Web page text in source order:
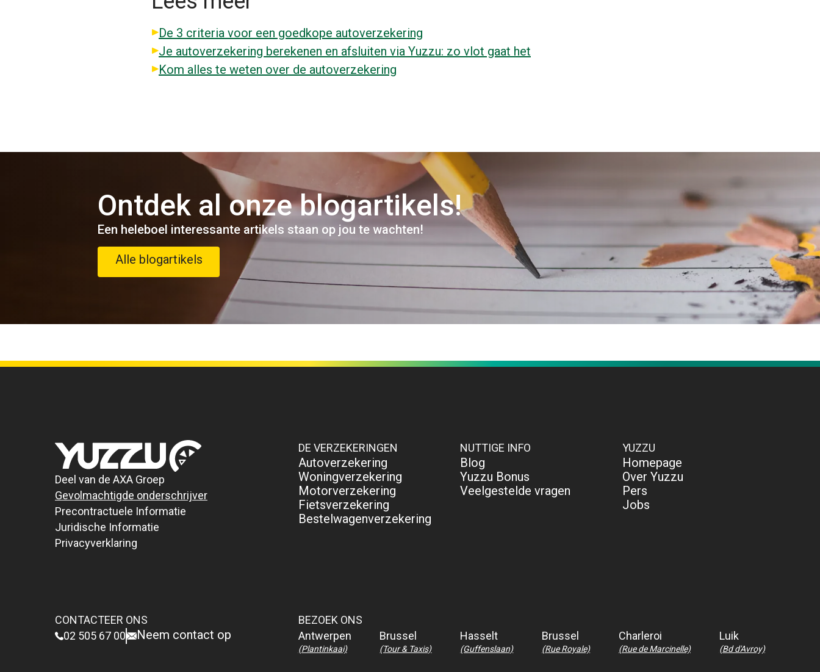
De 3 criteria voor een goedkope autoverzekering
Je autoverzekering berekenen en afsluiten via Yuzzu: zo vlot gaat het
Kom alles te weten over de autoverzekering
Ontdek al onze blogartikels!
Een heleboel interessante artikels staan op jou te wachten!
Alle blogartikels
Deel van de AXA Groep
Gevolmachtigde onderschrijver
Precontractuele Informatie
Juridische Informatie
Privacyverklaring
DE VERZEKERINGEN
Autoverzekering
Woningverzekering
Motorverzekering
Fietsverzekering
Bestelwagenverzekering
NUTTIGE INFO
Blog
Yuzzu Bonus
Veelgestelde vragen
YUZZU
Homepage
Over Yuzzu
Pers
Jobs
CONTACTEER ONS
02 505 67 00
Neem contact op
BEZOEK ONS
Antwerpen
(Plantinkaai)
Brussel
(Tour & Taxis)
Hasselt
(Guffenslaan)
Brussel
(Rue Royale)
Charleroi
(Rue de Marcinelle)
Luik
(Bd d'Avroy)